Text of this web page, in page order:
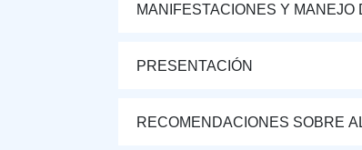
MANIFESTACIONES Y
PRESENTACIÓN
RECOMENDACIONES SOBRE